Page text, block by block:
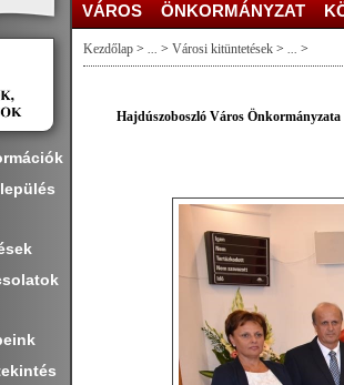
VÁROS ÖNKORMÁNYZAT
Kezdőlap > ... > Városi kitüntetések > ... >
Hajdúszoboszló Város